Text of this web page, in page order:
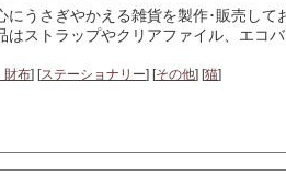
にうさぎやかえる雑貨を製作･販売して
はストラップやクリアファイル、エコ
財布] [ステーショナリー] [その他] [猫]